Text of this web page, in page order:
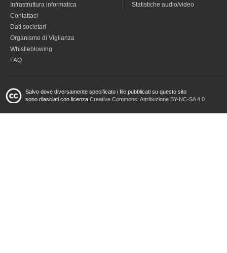
Infrastruttura informatica
Contattaci
Dati societari
Organismo di Vigilanza
Whistleblowing
FAQ
Statistiche audio/video
Salvo dove diversamente specificato i file pubblicati su questo sito
sono rilasciati con licenza Creative Commons: Attribuzione BY-NC-SA 4.0